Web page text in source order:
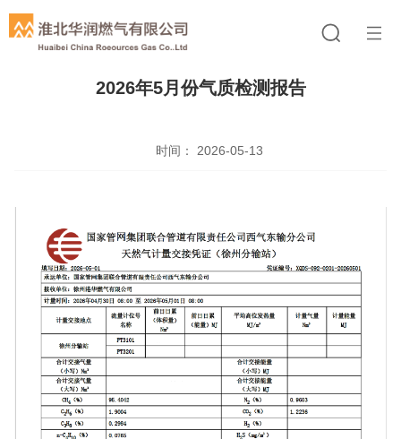
2026年5月份气质检测报告
时间： 2026-05-13